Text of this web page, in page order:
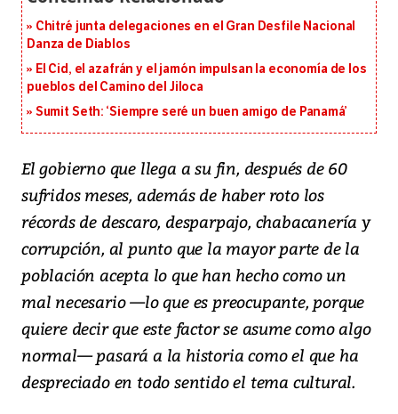
Chitré junta delegaciones en el Gran Desfile Nacional
Danza de Diablos
El Cid, el azafrán y el jamón impulsan la economía de los
pueblos del Camino del Jiloca
Sumit Seth: ‘Siempre seré un buen amigo de Panamá’
El gobierno que llega a su fin, después de 60
sufridos meses, además de haber roto los
récords de descaro, desparpajo, chabacanería y
corrupción, al punto que la mayor parte de la
población acepta lo que han hecho como un
mal necesario —lo que es preocupante, porque
quiere decir que este factor se asume como algo
normal— pasará a la historia como el que ha
despreciado en todo sentido el tema cultural.